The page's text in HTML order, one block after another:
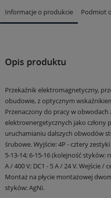
Informacje o produkcie Podmiot
Opis produktu
Przekaźnik elektromagnetyczny,
obudowie, z optycznym
Przenaczony do pracy w obwodach
elektroenergetycznych jako człony
uruchamianiu dalszych obwodów
śrubowe.Wyjście: 4P - cztery
5-13-14; 6-15-16 (kolejność styków:
A / 400 V; DC1 - 5 A / 24 V.Wejście /
Montaż na płycie montażowej
styków: AgNi.